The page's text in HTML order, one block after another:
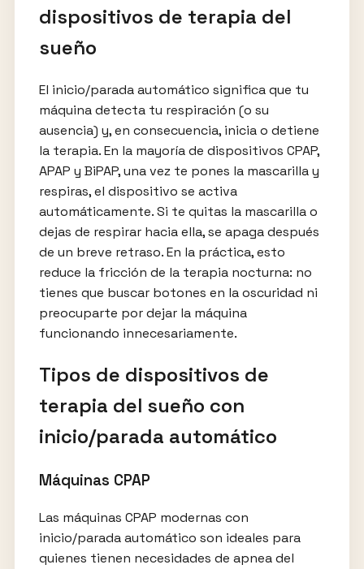
dispositivos de terapia del
sueño
El inicio/parada automático significa que tu
máquina detecta tu respiración (o su
ausencia) y, en consecuencia, inicia o detiene
la terapia. En la mayoría de dispositivos CPAP,
APAP y BiPAP, una vez te pones la mascarilla y
respiras, el dispositivo se activa
automáticamente. Si te quitas la mascarilla o
dejas de respirar hacia ella, se apaga después
de un breve retraso. En la práctica, esto
reduce la fricción de la terapia nocturna: no
tienes que buscar botones en la oscuridad ni
preocuparte por dejar la máquina
funcionando innecesariamente.
Tipos de dispositivos de
terapia del sueño con
inicio/parada automático
Máquinas CPAP
Las máquinas CPAP modernas con
inicio/parada automático son ideales para
quienes tienen necesidades de apnea del